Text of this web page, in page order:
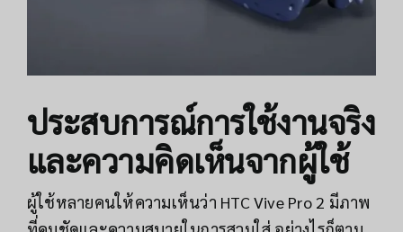
ประสบการณ์การใช้งานจริง
และความคิดเห็นจากผู้ใช้
ผู้ใช้หลายคนให้ความเห็นว่า HTC Vive Pro 2 มีภาพ